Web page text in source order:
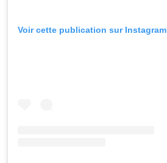
Voir cette publication sur Instagram